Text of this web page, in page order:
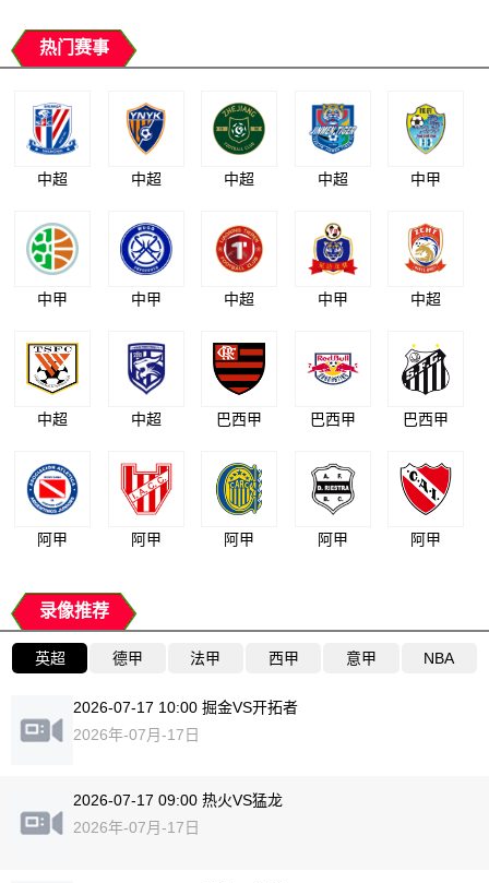
热门赛事
中超 中超 中超 中超 中甲
中甲 中甲 中超 中甲 中超
中超 中超 巴西甲 巴西甲 巴西甲
阿甲 阿甲 阿甲 阿甲 阿甲
录像推荐
英超 德甲 法甲 西甲 意甲 NBA
2026-07-17 10:00 掘金VS开拓者
2026年-07月-17日
2026-07-17 09:00 热火VS猛龙
2026年-07月-17日